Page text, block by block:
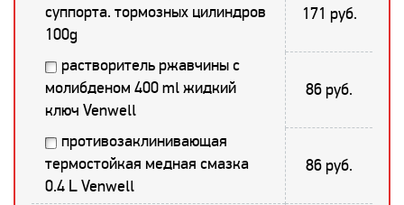
суппорта. тормозных цилиндров
100g
171 руб.
растворитель ржавчины с
молибденом 400 ml жидкий
ключ Venwell
86 руб.
противозаклинивающая
термостойкая медная смазка
0.4 L Venwell
86 руб.